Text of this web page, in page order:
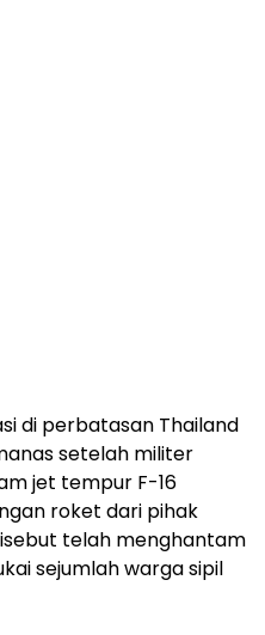
di perbatasan Thailand
setelah militer
jet tempur F-16
roket dari pihak
telah menghantam
sejumlah warga sipil